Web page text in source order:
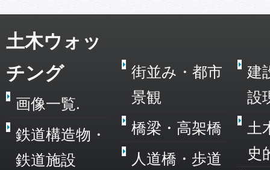
土木ウォッ
チング
画像一覧.
鉄道構造物・
鉄道施設
街並み・都市
景観
橋梁・高架橋
人道橋・歩道
建
設
土
史